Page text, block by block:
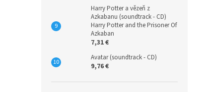
Harry Potter a vězeň z
Azkabanu (soundtrack - CD)
Harry Potter and the Prisoner Of
Azkaban
7,31 €
Avatar (soundtrack - CD)
9,76 €